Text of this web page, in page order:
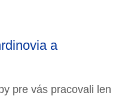
a
pre vás pracovali len